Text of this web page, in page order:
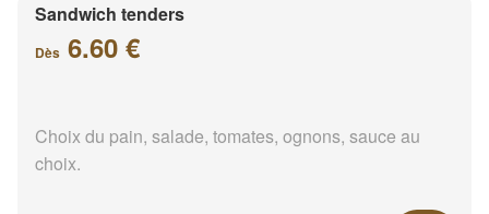
Sandwich tenders
Dès 6.60 €
Choix du pain, salade, tomates, ognons, sauce au
choix.